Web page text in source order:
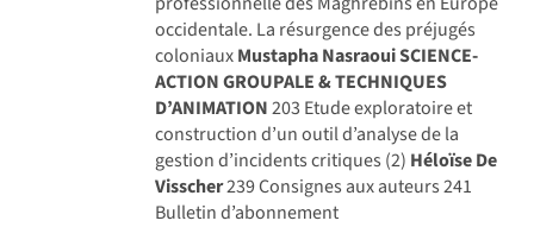
occidentale. La résurgence des préjugés
coloniauxMustapha NasraouiSCIENCE-
ACTION GROUPALE & TECHNIQUES
D’ANIMATION203 Etude exploratoire et
construction d’un outil d’analyse de la
gestion d’incidents critiques (2) Héloïse De
Visscher239 Consignes aux auteurs 241
Bulletin d’abonnement